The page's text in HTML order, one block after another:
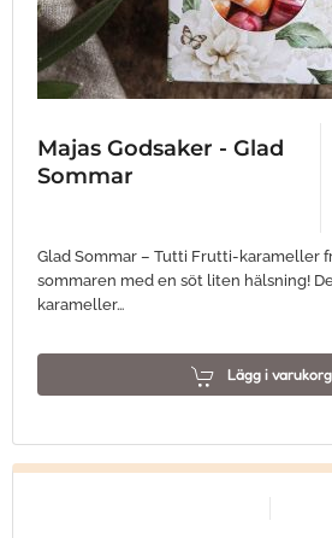
Majas Godsaker - Glad
Sommar
Glad Sommar – Tutti Frutti-karameller
sommaren med en söt liten hälsning!
karameller…
Lägg i